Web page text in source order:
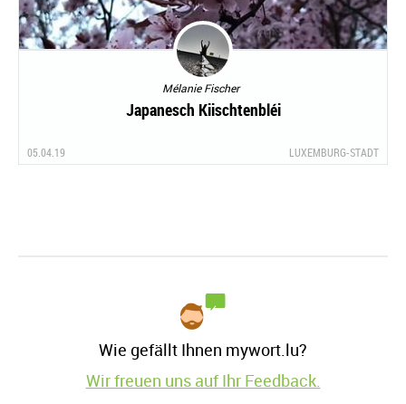
Mélanie Fischer
Japanesch Kiischtenbléi
05.04.19 LUXEMBURG-STADT
Wie gefällt Ihnen mywort.lu?
Wir freuen uns auf Ihr Feedback.